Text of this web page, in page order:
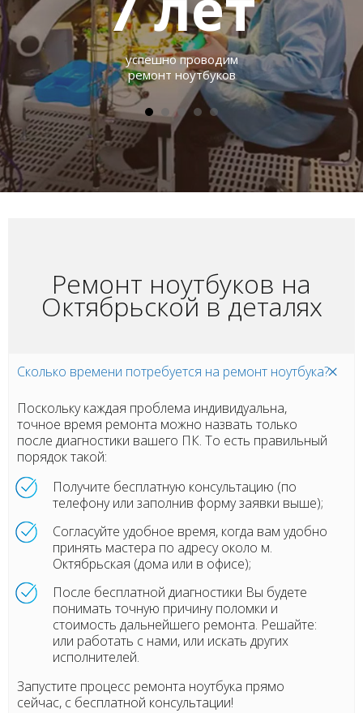
успешно проводим
ремонт ноутбуков
Ремонт ноутбуков на
Октябрьской в деталях
Сколько времени потребуется на ремонт ноутбука?
Поскольку каждая проблема индивидуальна,
точное время ремонта можно назвать только
после диагностики вашего ПК. То есть правильный
порядок такой:
Получите бесплатную консультацию (по
телефону или заполнив форму заявки выше);
Согласуйте удобное время, когда вам удобно
принять мастера по адресу около м.
Октябрьская (дома или в офисе);
После бесплатной диагностики Вы будете
понимать точную причину поломки и
стоимость дальнейшего ремонта. Решайте:
или работать с нами, или искать других
исполнителей.
Запустите процесс ремонта ноутбука прямо
сейчас, с бесплатной консультации!